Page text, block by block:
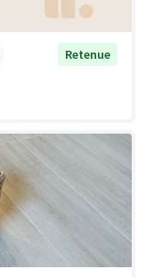
Retenue